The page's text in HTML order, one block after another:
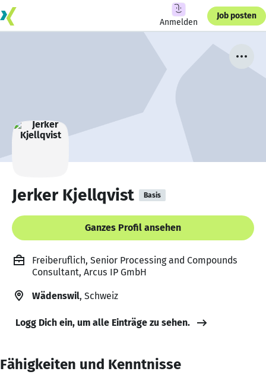
Anmelden
Job posten
Jerker Kjellqvist Basis
Ganzes Profil ansehen
Freiberuflich, Senior Processing and Compounds
Consultant, Arcus IP GmbH
Wädenswil, Schweiz
Logg Dich ein, um alle Einträge zu sehen.
Fähigkeiten und Kenntnisse